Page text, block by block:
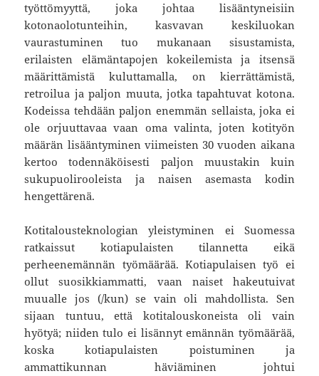
työttömyyttä, joka johtaa lisääntyneisiin
kotonaolotunteihin, kasvavan keskiluokan
vaurastuminen tuo mukanaan sisustamista,
erilaisten elämäntapojen kokeilemista ja itsensä
määrittämistä kuluttamalla, on kierrättämistä,
retroilua ja paljon muuta, jotka tapahtuvat kotona.
Kodeissa tehdään paljon enemmän sellaista, joka ei
ole orjuuttavaa vaan oma valinta, joten kotityön
määrän lisääntyminen viimeisten 30 vuoden aikana
kertoo todennäköisesti paljon muustakin kuin
sukupuolirooleista ja naisen asemasta kodin
hengettärenä.
Kotitalousteknologian yleistyminen ei Suomessa
ratkaissut kotiapulaisten tilannetta eikä
perheenemännän työmäärää. Kotiapulaisen työ ei
ollut suosikkiammatti, vaan naiset hakeutuivat
muualle jos (/kun) se vain oli mahdollista. Sen
sijaan tuntuu, että kotitalouskoneista oli vain
hyötyä; niiden tulo ei lisännyt emännän työmäärää,
koska kotiapulaisten poistuminen ja
ammattikunnan häviäminen johtui